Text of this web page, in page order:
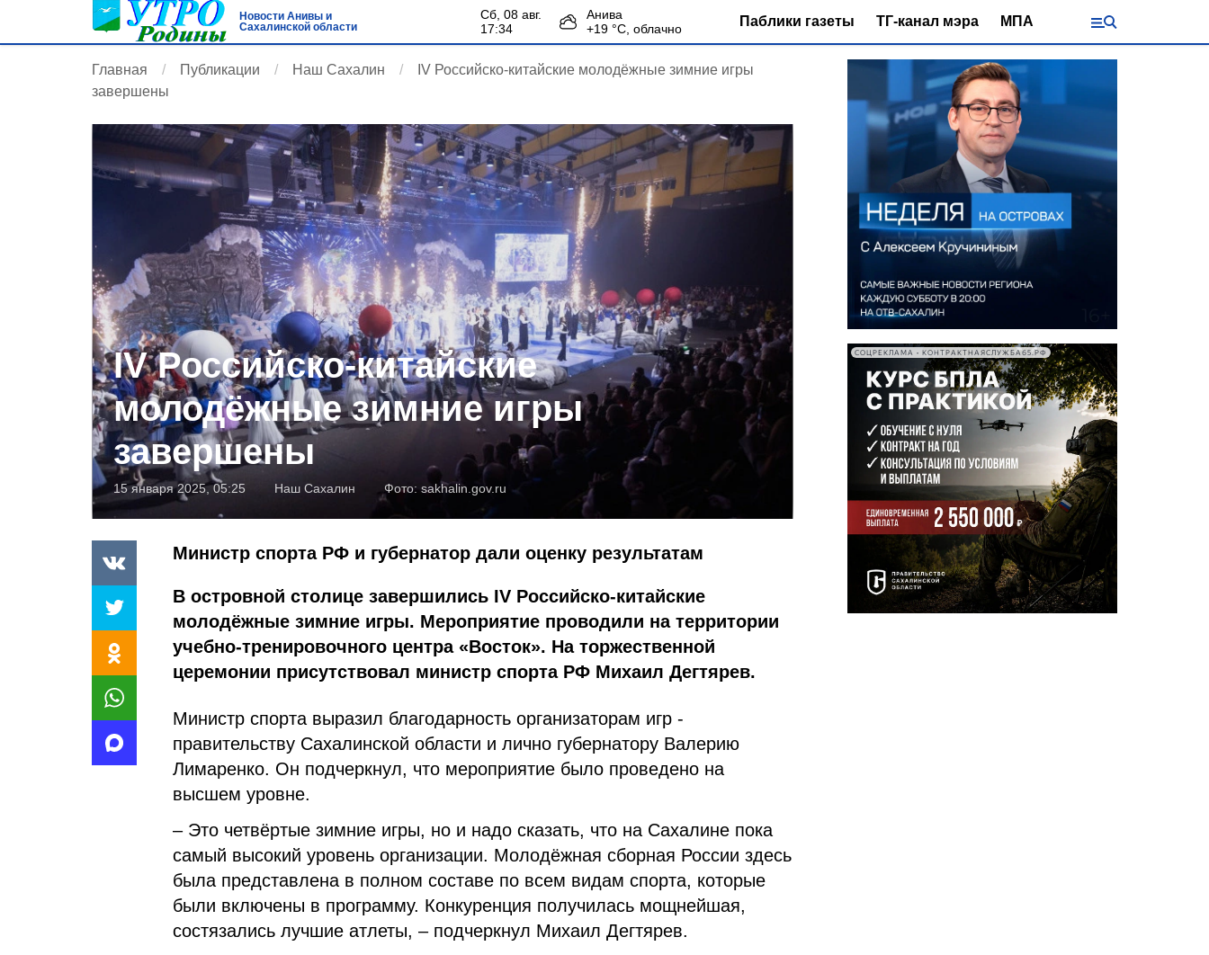
Новости Анивы и
Сахалинской области
сб, 08 авг.
17:34
Анива
+19 °С, облачно Паблики газеты ТГ-канал мэра МПА
Главная Публикации Наш Сахалин
IV Российско‑китайские молодёжные зимние игры
завершены
IV Российско‑китайские
молодёжные зимние игры
завершены
15 января 2025, 05:25 Наш Сахалин Фото: sakhalin.gov.ru
Министр спорта РФ и губернатор дали оценку результатам
В островной столице завершились IV Российско-китайские
молодёжные зимние игры. Мероприятие проводили на территории
учебно-тренировочного центра «Восток». На торжественной
церемонии присутствовал министр спорта РФ Михаил Дегтярев.
Министр спорта выразил благодарность организаторам игр -
правительству Сахалинской области и лично губернатору Валерию
Лимаренко. Он подчеркнул, что мероприятие было проведено на
высшем уровне.
– Это четвёртые зимние игры, но и надо сказать, что на Сахалине пока
самый высокий уровень организации. Молодёжная сборная России здесь
была представлена в полном составе по всем видам спорта, которые
были включены в программу. Конкуренция получилась мощнейшая,
состязались лучшие атлеты, – подчеркнул Михаил Дегтярев.
СОЦРЕКЛАМА • КОНТРАКТНАЯСЛУЖБА65.РФ